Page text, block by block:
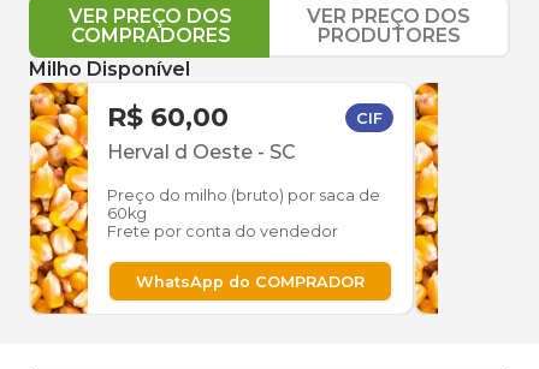
VER PREÇO DOS
COMPRADORES
VER PREÇO DOS
PRODUTORES
Milho Disponível
R$ 60,00 CIF
Herval d Oeste - SC
Preço do milho (bruto) por saca de
60kg
Frete por conta do vendedor
WhatsApp do COMPRADOR